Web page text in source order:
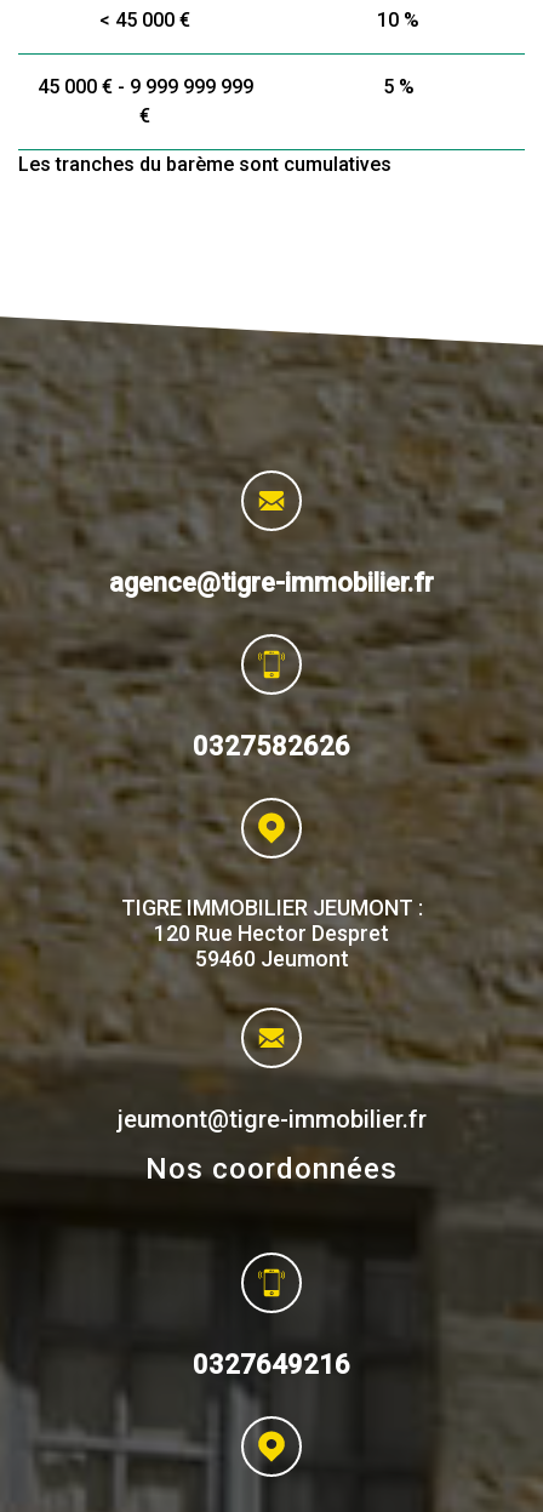
< 45 000 € 10 %
45 000 € - 9 999 999 999
€
5 %
Les tranches du barème sont cumulatives
agence@tigre-immobilier.fr
0327582626
jeumont@tigre-immobilier.fr
TIGRE IMMOBILIER JEUMONT :
120 Rue Hector Despret
59460 Jeumont
Nos coordonnées
0327649216